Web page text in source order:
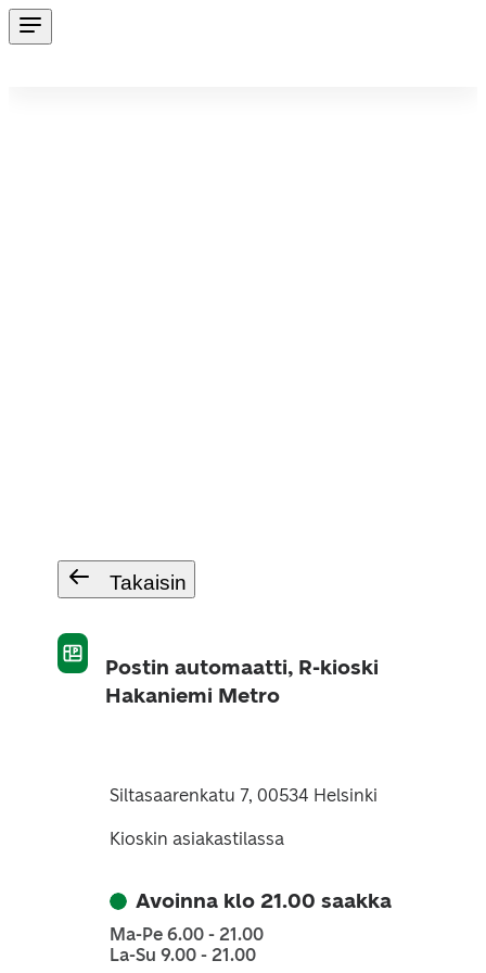
Takaisin
Postin automaatti, R-kioski
Hakaniemi Metro
Siltasaarenkatu 7, 00534 Helsinki
Kioskin asiakastilassa
Avoinna klo 21.00 saakka
Ma-Pe 6.00 - 21.00
La-Su 9.00 - 21.00